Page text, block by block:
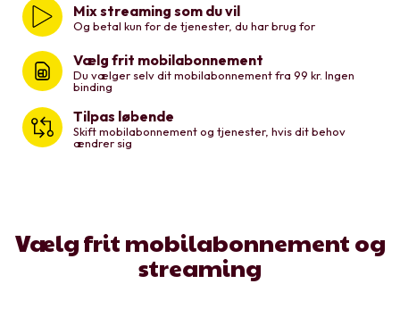
Mix streaming som du vil
Og betal kun for de tjenester, du har brug for
Vælg frit mobilabonnement
Du vælger selv dit mobilabonnement fra 99 kr. Ingen
binding
Tilpas løbende
Skift mobilabonnement og tjenester, hvis dit behov
ændrer sig
Vælg frit mobilabonnement og
streaming